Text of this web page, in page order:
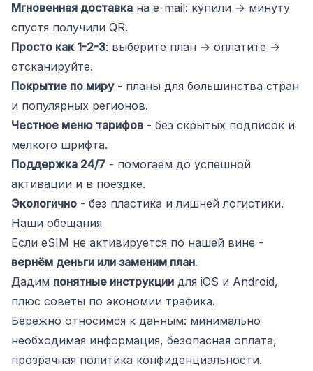
Мгновенная доставка на e-mail: купили → минуту
спустя получили QR.
Просто как 1-2-3: выберите план → оплатите →
отсканируйте.
Покрытие по миру- планы для большинства стран
и популярных регионов.
Честное меню тарифов - без скрытых подписок и
мелкого шрифта.
Поддержка 24/7 - помогаем до успешной
активации и в поездке.
Экологично - без пластика и лишней логистики.
Наши обещания
Если eSIM не активируется по нашей вине -
вернём деньги или заменим план.
Дадим понятные инструкции для iOS и Android,
плюс советы по экономии трафика.
Бережно относимся к данным: минимально
необходимая информация, безопасная оплата,
прозрачная политика конфиденциальности.